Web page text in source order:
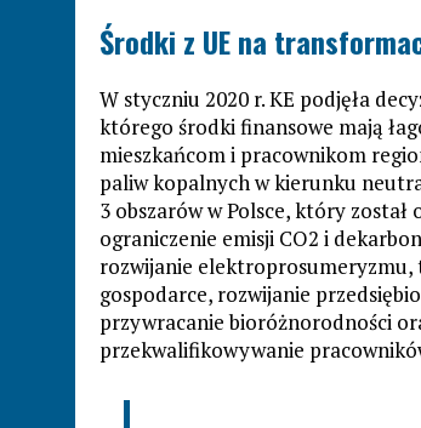
Środki z UE na
W styczniu 2020 r. KE podjęła
którego środki finansowe mają
mieszkańcom i pracownikom
paliw kopalnych w kierunku
3 obszarów w Polsce, który
ograniczenie emisji CO2 i
rozwijanie elektroprosumeryzmu,
gospodarce, rozwijanie
przywracanie bioróżnorodności
przekwalifikowywanie